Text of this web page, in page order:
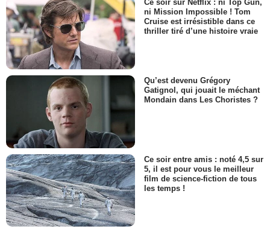
Ce soir sur Netflix : ni Top Gun,
ni Mission Impossible ! Tom
Cruise est irrésistible dans ce
thriller tiré d’une histoire vraie
Qu’est devenu Grégory
Gatignol, qui jouait le méchant
Mondain dans Les Choristes ?
Ce soir entre amis : noté 4,5 sur
5, il est pour vous le meilleur
film de science-fiction de tous
les temps !